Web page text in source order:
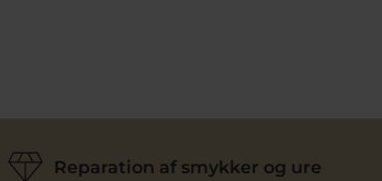
Reparation af smykker og ure